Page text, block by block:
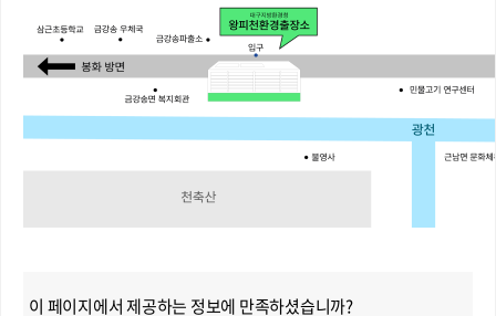
이 페이지에서 제공하는 정보에 만족하셨습니까?